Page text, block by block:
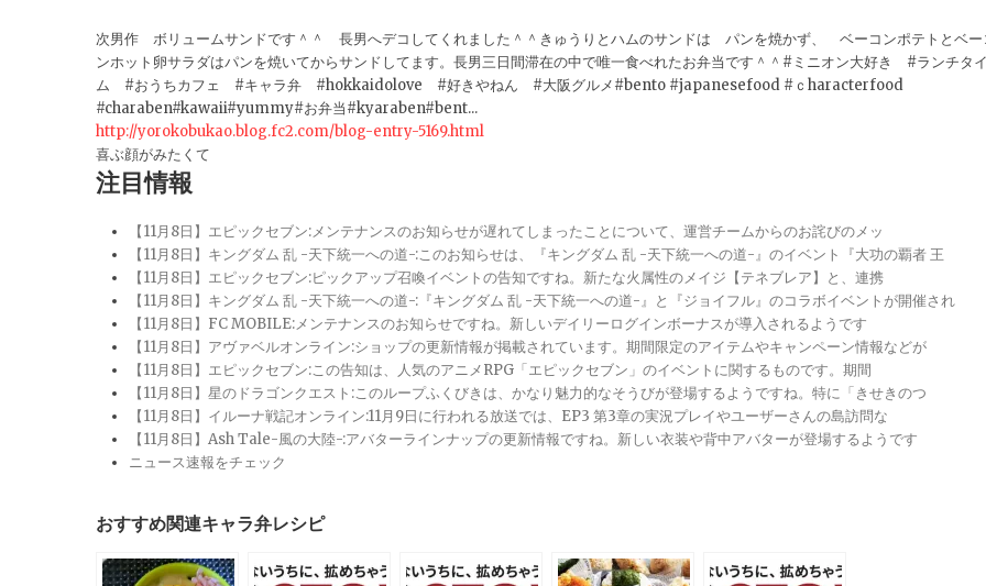
次男作 ボリュームサンドです＾＾ 長男へデコしてくれました＾＾きゅうりとハムのサンドは パンを焼かず、 ベーコンポテトとベー
ンホット卵サラダはパンを焼いてからサンドしてます。長男三日間滞在の中で唯一食べれたお弁当です＾＾#ミニオン大好き #ランチタ
ム #おうちカフェ #キャラ弁 #hokkaidolove #好きやねん #大阪グルメ#bento #japanesefood #ｃharacterfood
#charaben#kawaii#yummy#お弁当#kyaraben#bent...
http://yorokobukao.blog.fc2.com/blog-entry-5169.html
喜ぶ顔がみたくて
注目情報
【11月8日】エピックセブン:メンテナンスのお知らせが遅れてしまったことについて、運営チームからのお詫びのメッ
【11月8日】キングダム 乱 -天下統一への道-:このお知らせは、『キングダム 乱 -天下統一への道-』のイベント『大功の覇者 王
【11月8日】エピックセブン:ピックアップ召喚イベントの告知ですね。新たな火属性のメイジ【テネブレア】と、連携
【11月8日】キングダム 乱 -天下統一への道-:『キングダム 乱 -天下統一への道-』と『ジョイフル』のコラボイベントが開催され
【11月8日】FC MOBILE:メンテナンスのお知らせですね。新しいデイリーログインボーナスが導入されるようです
【11月8日】アヴァベルオンライン:ショップの更新情報が掲載されています。期間限定のアイテムやキャンペーン情報などが
【11月8日】エピックセブン:この告知は、人気のアニメRPG「エピックセブン」のイベントに関するものです。期間
【11月8日】星のドラゴンクエスト:このループふくびきは、かなり魅力的なそうびが登場するようですね。特に「きせきのつ
【11月8日】イルーナ戦記オンライン:11月9日に行われる放送では、EP3 第3章の実況プレイやユーザーさんの島訪問な
【11月8日】Ash Tale-風の大陸-:アバターラインナップの更新情報ですね。新しい衣装や背中アバターが登場するようです
ニュース速報をチェック
おすすめ関連キャラ弁レシピ